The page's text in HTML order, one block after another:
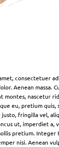
consectetuer
Aenean massa.
montes, nascetur
eu, pretium quis,
justo, fringilla vel,
ut, imperdiet a,
pretium. Integer
nisi. Aenean